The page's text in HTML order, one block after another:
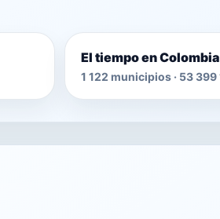
El tiempo en Colombia